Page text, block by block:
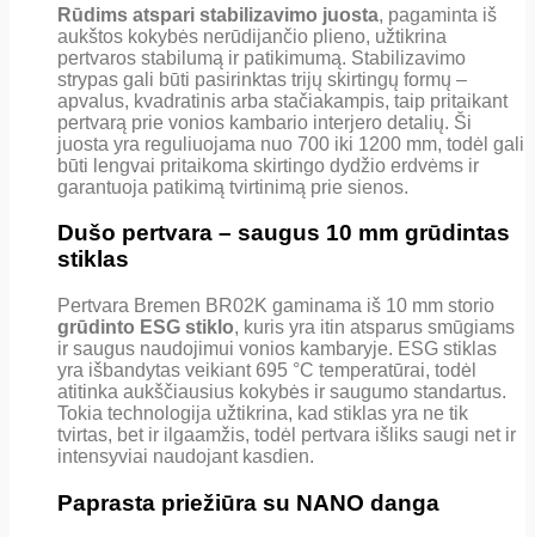
Rūdims atspari stabilizavimo juosta, pagaminta iš
aukštos kokybės nerūdijančio plieno, užtikrina
pertvaros stabilumą ir patikimumą. Stabilizavimo
strypas gali būti pasirinktas trijų skirtingų formų –
apvalus, kvadratinis arba stačiakampis, taip pritaikant
pertvarą prie vonios kambario interjero detalių. Ši
juosta yra reguliuojama nuo 700 iki 1200 mm, todėl gali
būti lengvai pritaikoma skirtingo dydžio erdvėms ir
garantuoja patikimą tvirtinimą prie sienos.
Dušo pertvara – saugus 10 mm grūdintas
stiklas
Pertvara Bremen BR02K gaminama iš 10 mm storio
grūdinto ESG stiklo, kuris yra itin atsparus smūgiams
ir saugus naudojimui vonios kambaryje. ESG stiklas
yra išbandytas veikiant 695 °C temperatūrai, todėl
atitinka aukščiausius kokybės ir saugumo standartus.
Tokia technologija užtikrina, kad stiklas yra ne tik
tvirtas, bet ir ilgaamžis, todėl pertvara išliks saugi net ir
intensyviai naudojant kasdien.
Paprasta priežiūra su NANO danga